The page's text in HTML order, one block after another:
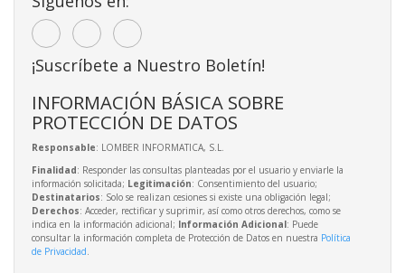
¡Suscríbete a Nuestro Boletín!
INFORMACIÓN BÁSICA SOBRE
PROTECCIÓN DE DATOS
Responsable: LOMBER INFORMATICA, S.L.
Finalidad: Responder las consultas planteadas por el usuario y enviarle la
información solicitada; Legitimación: Consentimiento del usuario;
Destinatarios: Solo se realizan cesiones si existe una obligación legal;
Derechos: Acceder, rectificar y suprimir, así como otros derechos, como se
indica en la información adicional; Información Adicional: Puede
consultar la información completa de Protección de Datos en nuestra Política
de Privacidad.